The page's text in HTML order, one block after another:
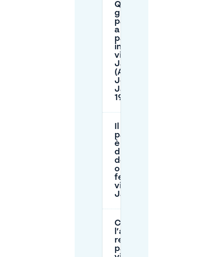
Quali sono
gli orari di
parcheggio
a
pagamento
in strada
vicino a
Jaurès
(Avenue
Jean-
Jaurès,
19e)?
parcheggio
è gratuito
di notte, la
domenica
o nei giorni
festivi
vicino a
Jaurès?
Come funziona
l’abbonamento
residenti per il
parcheggio